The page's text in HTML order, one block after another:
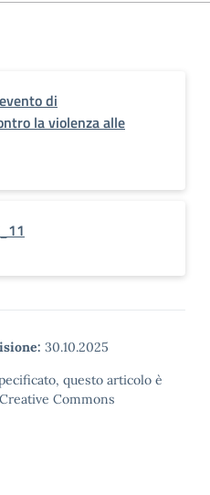
di
la violenza alle
30.10.2025
questo articolo è
Commons